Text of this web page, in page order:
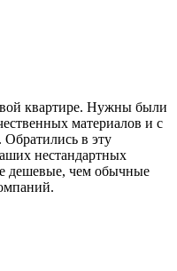
квартире. Нужны были
материалов и с
в эту
нестандартных
дешевые, чем обычные